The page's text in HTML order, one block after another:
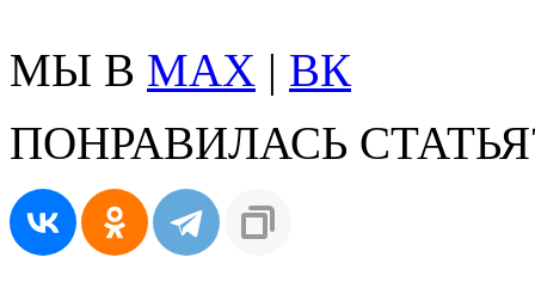
МЫ В MAX | ВК
ПОНРАВИЛАСЬ